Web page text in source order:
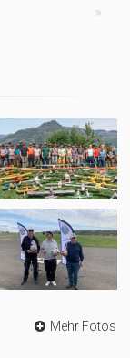
Mehr Fotos